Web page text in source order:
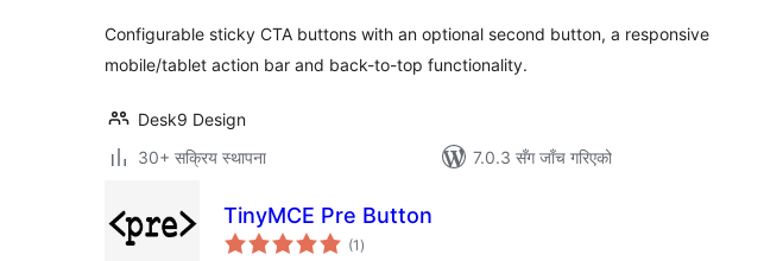
Configurable sticky CTA buttons with an optional second button, a responsive
mobile/tablet action bar and back-to-top functionality.
Desk9 Design
30+ सक्रिय स्थापना
7.0.3 सँग जाँच गरिएको
TinyMCE Pre Button
(1 कुल
रेटिङ्गहरू
)